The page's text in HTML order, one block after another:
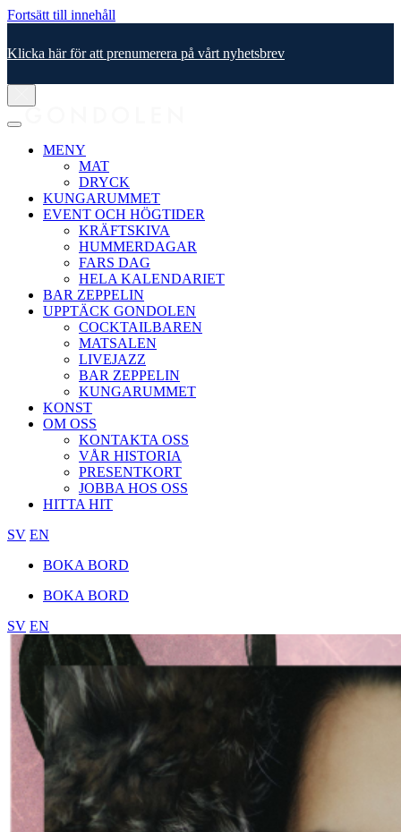
Fortsätt till innehåll
Klicka här för att prenumerera på vårt nyhetsbrev
MENY
MAT
DRYCK
KUNGARUMMET
EVENT OCH HÖGTIDER
KRÄFTSKIVA
HUMMERDAGAR
FARS DAG
HELA KALENDARIET
BAR ZEPPELIN
UPPTÄCK GONDOLEN
COCKTAILBAREN
MATSALEN
LIVEJAZZ
BAR ZEPPELIN
KUNGARUMMET
KONST
OM OSS
KONTAKTA OSS
VÅR HISTORIA
PRESENTKORT
JOBBA HOS OSS
HITTA HIT
SV EN
BOKA BORD
BOKA BORD
SV EN